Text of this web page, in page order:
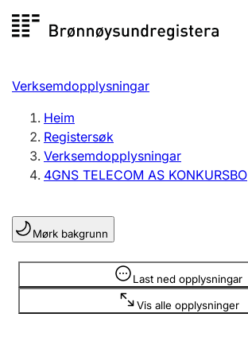
til
Registersøk
Aksjeselskap
Enkeltpersonføretak
Registrere, endre, slette
Lag og foreining
Registrere, endre, slette
Verksemdopplysningar
Heim
Registersøk
Verksemdopplysningar
4GNS TELECOM AS KONKURSBO
Mørk bakgrunn
Last ned opplysningar
Vis alle opplysninger
Opplysninger er skjult